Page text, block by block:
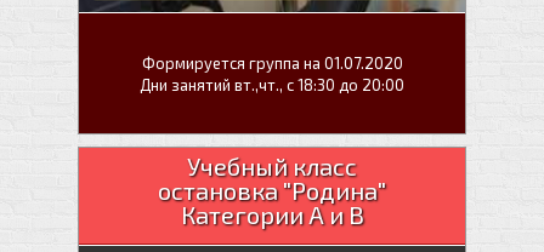
Формируется группа на 01.07.2020
Дни занятий вт.,чт., с 18:30 до 20:00
Учебный класс
остановка "Родина"
Категории А и В